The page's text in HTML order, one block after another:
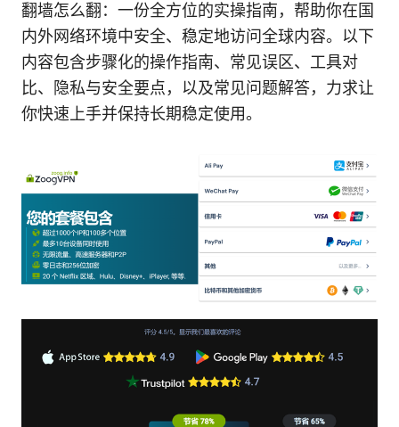
翻墙怎么翻：一份全方位的实操指南，帮助你在国
内外网络环境中安全、稳定地访问全球内容。以下
内容包含步骤化的操作指南、常见误区、工具对
比、隐私与安全要点，以及常见问题解答，力求让
你快速上手并保持长期稳定使用。